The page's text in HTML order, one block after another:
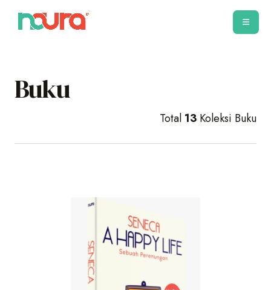
Buku
Total 13 Koleksi Buku